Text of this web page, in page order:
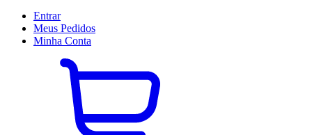
Entrar
Meus Pedidos
Minha Conta